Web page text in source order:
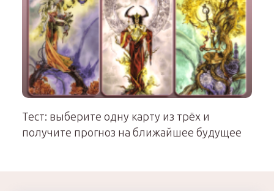
Тест: выберите одну карту из трёх и
получите прогноз на ближайшее будущее